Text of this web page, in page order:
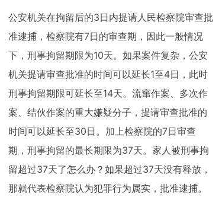
公安机关在拘留后的3日内提请人民检察院审查批
准逮捕，检察院有7日的审查期，因此一般情况
下，刑事拘留期限为10天。如果案件复杂，公安
机关提请审查批准的时间可以延长1至4日，此时
刑事拘留期限可延长至14天。流窜作案、多次作
案、结伙作案的重大嫌疑分子，提请审查批准的
时间可以延长至30日。加上检察院的7日审查
期，刑事拘留的最长期限为37天。家人被刑事拘
留超过37天了怎么办？如果超过37天没有释放，
那就代表检察院认为犯罪行为属实，批准逮捕。